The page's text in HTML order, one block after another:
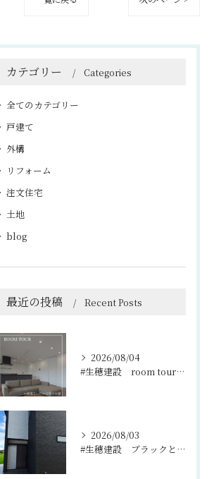
カテゴリー Categories
全てのカテゴリー
戸建て
外構
リフォーム
注文住宅
土地
blog
最近の投稿 Recent Posts
2026/08/04
#生穂建設 room tour🏠
2026/08/03
#生穂建設 ブラックとグレーのコントラストがスタイリッシュな...